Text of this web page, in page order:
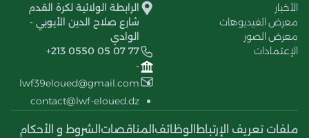
الأخبار
معرض الفيديوهات
معرض الصور
الإعتمادات
الرابطة الولائية لكرة القدم
شارع صلاح الدين الأيوبي -
الوادي
+213 0550 05 07 77
-
lwf39eloued@gmail.com
contact@lwf-eloued.dz
ملفات تعريف الإرتباط الوظائف المناقصات الشروط و الأحكام